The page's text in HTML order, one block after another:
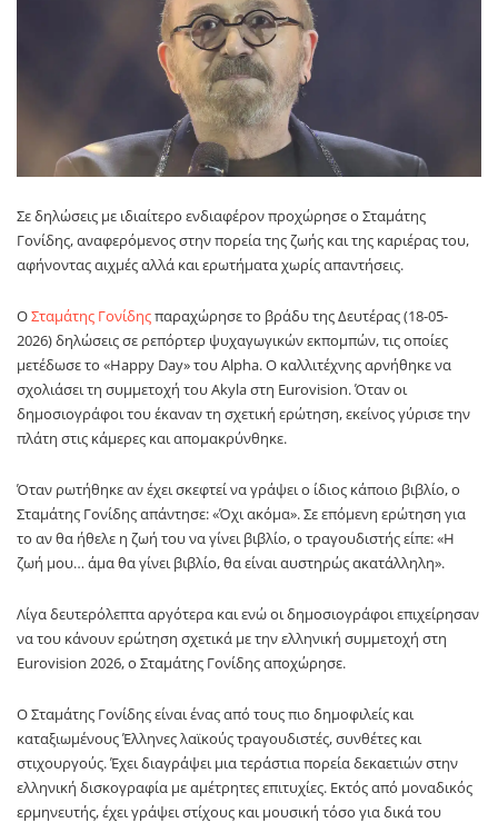
Σε δηλώσεις με ιδιαίτερο ενδιαφέρον προχώρησε ο Σταμάτης
Γονίδης, αναφερόμενος στην πορεία της ζωής και της καριέρας του,
αφήνοντας αιχμές αλλά και ερωτήματα χωρίς απαντήσεις.
ΟΣταμάτης Γονίδηςπαραχώρησε το βράδυ της Δευτέρας (18-05-
2026) δηλώσεις σε ρεπόρτερ ψυχαγωγικών εκπομπών, τις οποίες
μετέδωσε το «Happy Day» του Alpha. Ο καλλιτέχνης αρνήθηκε να
σχολιάσει τη συμμετοχή του Akyla στη Eurovision. Όταν οι
δημοσιογράφοι του έκαναν τη σχετική ερώτηση, εκείνος γύρισε την
πλάτη στις κάμερες και απομακρύνθηκε.
Όταν ρωτήθηκε αν έχει σκεφτεί να γράψει ο ίδιος κάποιο βιβλίο, ο
Σταμάτης Γονίδης απάντησε: «Όχι ακόμα». Σε επόμενη ερώτηση για
το αν θα ήθελε η ζωή του να γίνει βιβλίο, ο τραγουδιστής είπε: «Η
ζωή μου… άμα θα γίνει βιβλίο, θα είναι αυστηρώς ακατάλληλη».
Λίγα δευτερόλεπτα αργότερα και ενώ οι δημοσιογράφοι επιχείρησαν
να του κάνουν ερώτηση σχετικά με την ελληνική συμμετοχή στη
Eurovision 2026, ο Σταμάτης Γονίδης αποχώρησε.
Ο Σταμάτης Γονίδης είναι ένας από τους πιο δημοφιλείς και
καταξιωμένους Έλληνες λαϊκούς τραγουδιστές, συνθέτες και
στιχουργούς. Έχει διαγράψει μια τεράστια πορεία δεκαετιών στην
ελληνική δισκογραφία με αμέτρητες επιτυχίες. Εκτός από μοναδικός
ερμηνευτής, έχει γράψει στίχους και μουσική τόσο για δικά του